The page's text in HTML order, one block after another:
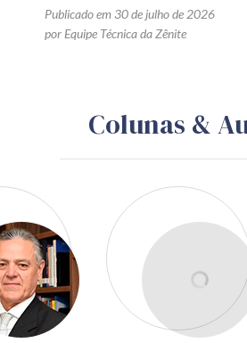
Publicado em 30 de julho de 2026
por Equipe Técnica da Zênite
Colunas &